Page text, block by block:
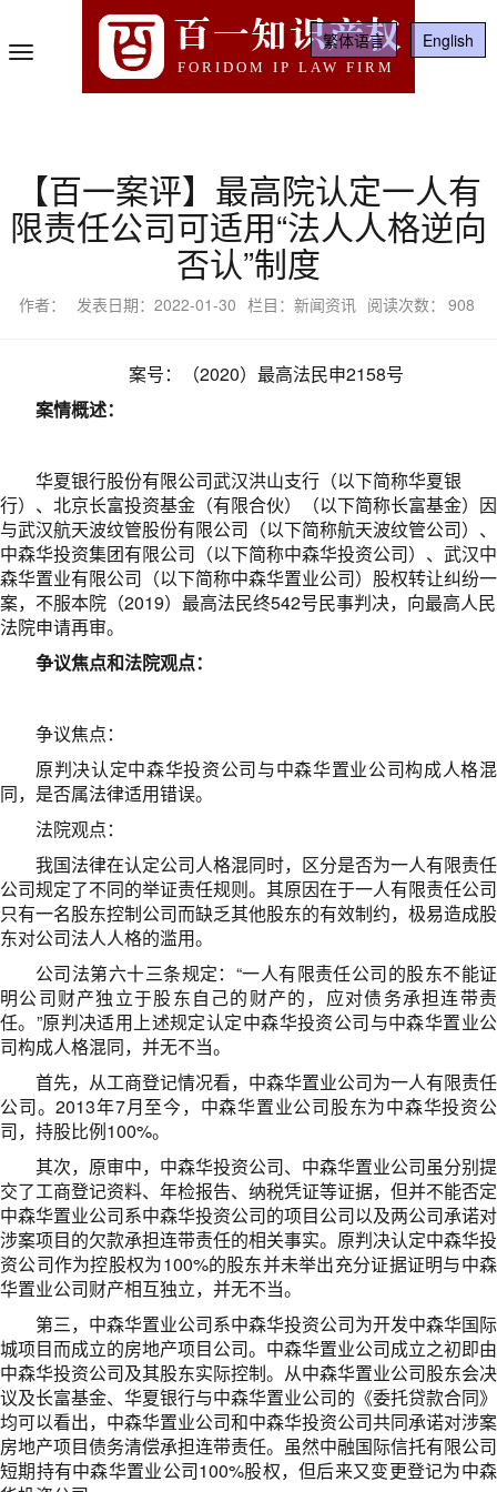
百一知识产权
FORIDOM IP LAW FIRM
English
繁体语言
Toggle
Navigation
【百一案评】最高院认定一人有
限责任公司可适用“法人人格逆向
否认”制度
作者： 发表日期：2022-01-30 栏目：新闻资讯 阅读次数： 908
案号：（2020）最高法民申2158号
案情概述：
华夏银行股份有限公司武汉洪山支行（以下简称华夏银
行）、北京长富投资基金（有限合伙）（以下简称长富基金）因
与武汉航天波纹管股份有限公司（以下简称航天波纹管公司）、
中森华投资集团有限公司（以下简称中森华投资公司）、武汉中
森华置业有限公司（以下简称中森华置业公司）股权转让纠纷一
案，不服本院（2019）最高法民终542号民事判决，向最高人民
法院申请再审。
争议焦点和法院观点：
争议焦点：
原判决认定中森华投资公司与中森华置业公司构成人格混
同，是否属法律适用错误。
法院观点：
我国法律在认定公司人格混同时，区分是否为一人有限责任
公司规定了不同的举证责任规则。其原因在于一人有限责任公司
只有一名股东控制公司而缺乏其他股东的有效制约，极易造成股
东对公司法人人格的滥用。
公司法第六十三条规定：“一人有限责任公司的股东不能证
明公司财产独立于股东自己的财产的，应对债务承担连带责
任。”原判决适用上述规定认定中森华投资公司与中森华置业公
司构成人格混同，并无不当。
首先，从工商登记情况看，中森华置业公司为一人有限责任
公司。2013年7月至今，中森华置业公司股东为中森华投资公
司，持股比例100%。
其次，原审中，中森华投资公司、中森华置业公司虽分别提
交了工商登记资料、年检报告、纳税凭证等证据，但并不能否定
中森华置业公司系中森华投资公司的项目公司以及两公司承诺对
涉案项目的欠款承担连带责任的相关事实。原判决认定中森华投
资公司作为控股权为100%的股东并未举出充分证据证明与中森
华置业公司财产相互独立，并无不当。
第三，中森华置业公司系中森华投资公司为开发中森华国际
城项目而成立的房地产项目公司。中森华置业公司成立之初即由
中森华投资公司及其股东实际控制。从中森华置业公司股东会决
议及长富基金、华夏银行与中森华置业公司的《委托贷款合同》
均可以看出，中森华置业公司和中森华投资公司共同承诺对涉案
房地产项目债务清偿承担连带责任。虽然中融国际信托有限公司
短期持有中森华置业公司100%股权，但后来又变更登记为中森